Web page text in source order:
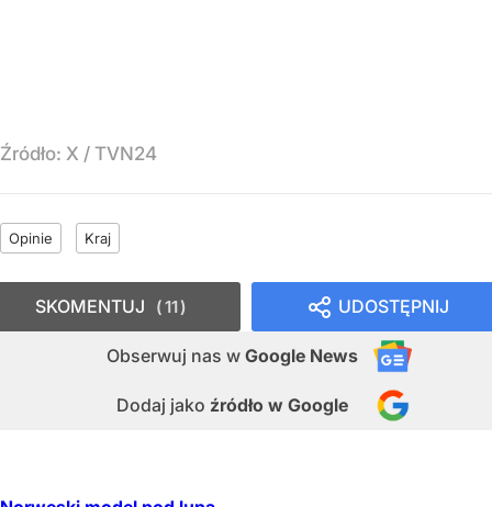
Źródło: X / TVN24
Opinie Kraj
UDOSTĘPNIJ
Obserwuj nas w Google News
Dodaj jako źródło w Google
SKOMENTUJ 11